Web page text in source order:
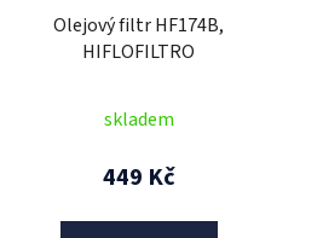
Olejový filtr HF174B,
HIFLOFILTRO
skladem
449 Kč